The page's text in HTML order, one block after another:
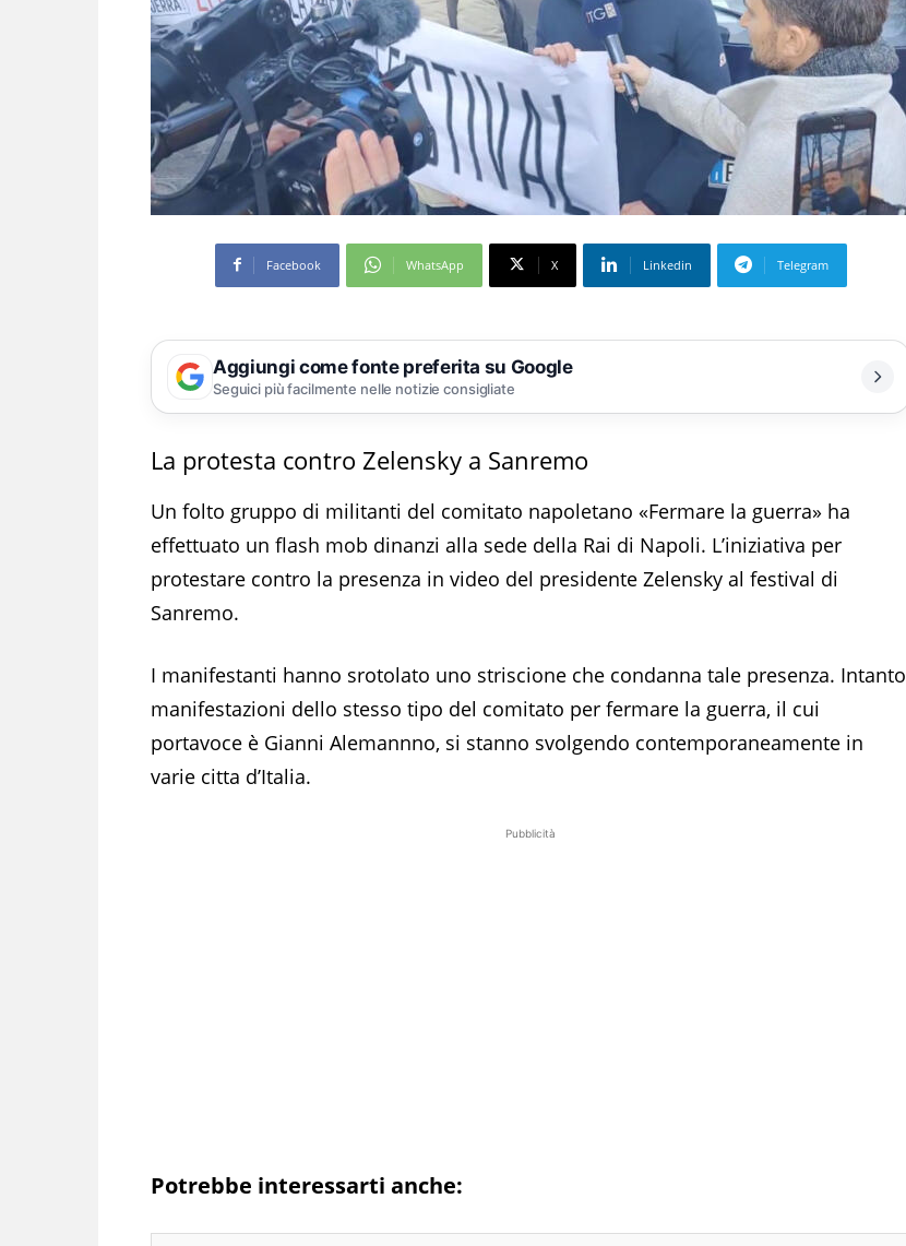
Facebook WhatsApp X Linkedin Telegram
Aggiungi come fonte preferita su Google
Seguici più facilmente nelle notizie consigliate
La protesta contro Zelensky a Sanremo
Un folto gruppo di militanti del comitato napoletano «Fermare la guerra» ha
effettuato un flash mob dinanzi alla sede della Rai di Napoli. L’iniziativa per
protestare contro la presenza in video del presidente Zelensky al festival di
Sanremo.
I manifestanti hanno srotolato uno striscione che condanna tale presenza. Intanto
manifestazioni dello stesso tipo del comitato per fermare la guerra, il cui
portavoce è Gianni Alemannno, si stanno svolgendo contemporaneamente in
varie citta d’Italia.
Pubblicità
Potrebbe interessarti anche: